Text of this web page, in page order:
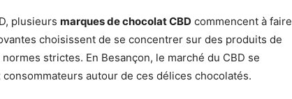
plusieurs marques de chocolat CBD commencent à faire
choisissent de se concentrer sur des produits de
strictes. En Besançon, le marché du CBD se
autour de ces délices chocolatés.